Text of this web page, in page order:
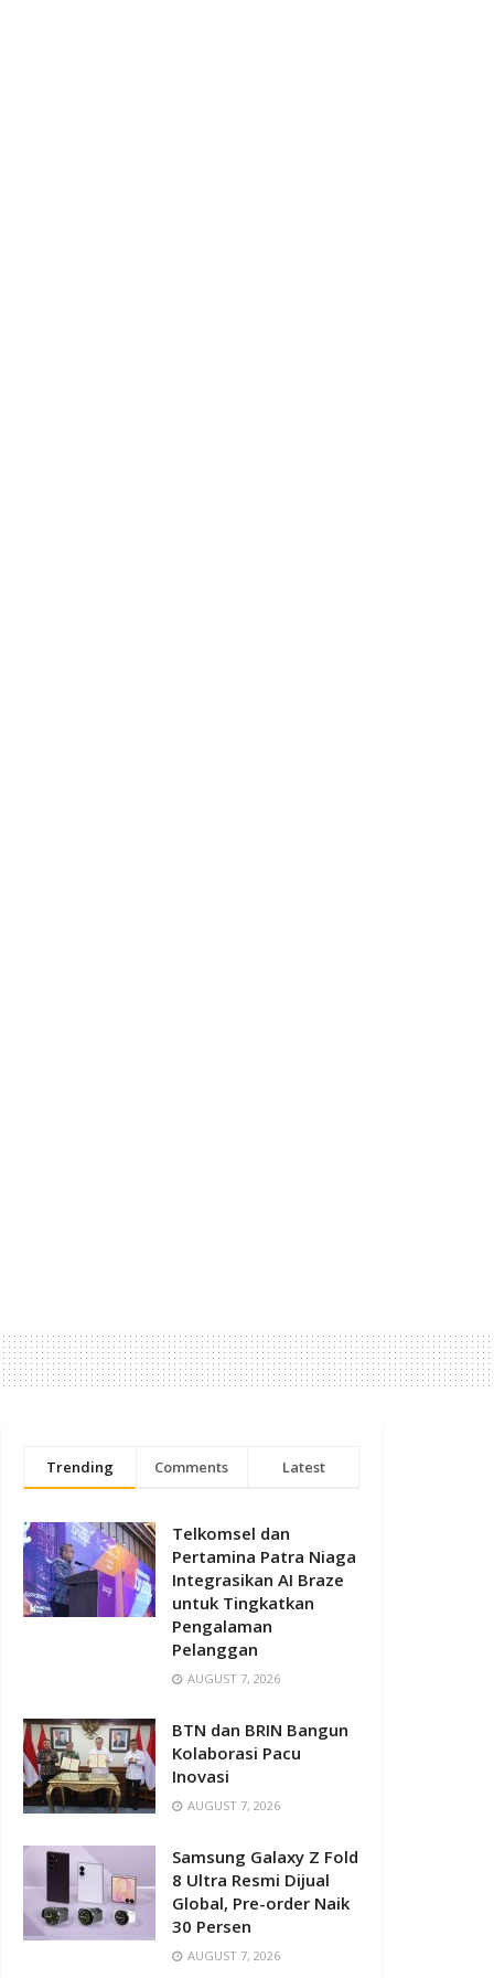
Trending Comments Latest
Telkomsel dan
Pertamina Patra Niaga
Integrasikan AI Braze
untuk Tingkatkan
Pengalaman
Pelanggan
AUGUST 7, 2026
BTN dan BRIN Bangun
Kolaborasi Pacu
Inovasi
AUGUST 7, 2026
Samsung Galaxy Z Fold
8 Ultra Resmi Dijual
Global, Pre-order Naik
30 Persen
AUGUST 7, 2026